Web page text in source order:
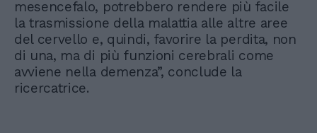
mesencefalo, potrebbero rendere più facile
la trasmissione della malattia alle altre aree
del cervello e, quindi, favorire la perdita, non
di una, ma di più funzioni cerebrali come
avviene nella demenza”, conclude la
ricercatrice.